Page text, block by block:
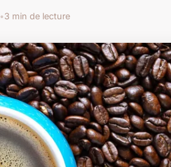
•3 min de lecture